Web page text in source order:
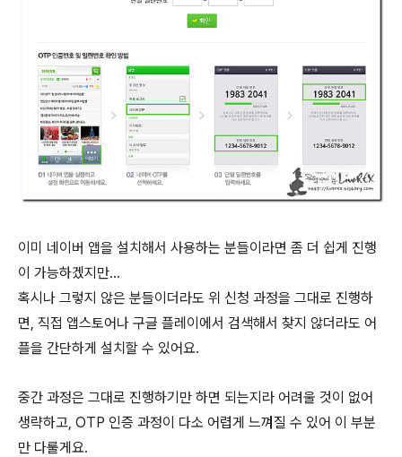
이미 네이버 앱을 설치해서 사용하는 분들이라면 좀 더 쉽게 진행
이 가능하겠지만...
혹시나 그렇지 않은 분들이더라도 위 신청 과정을 그대로 진행하
면, 직접 앱스토어나 구글 플레이에서 검색해서 찾지 않더라도 어
플을 간단하게 설치할 수 있어요.
중간 과정은 그대로 진행하기만 하면 되는지라 어려울 것이 없어
생략하고, OTP 인증 과정이 다소 어렵게 느껴질 수 있어 이 부분
만 다룰게요.